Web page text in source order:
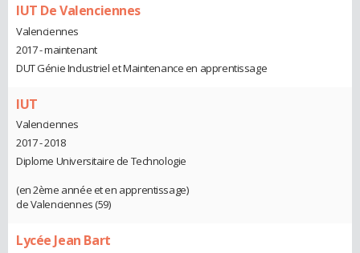
IUT De Valenciennes
Valenciennes
2017 - maintenant
DUT Génie Industriel et Maintenance en apprentissage
IUT
Valenciennes
2017 - 2018
Diplome Universitaire de Technologie
(en 2ème année et en apprentissage)
de Valenciennes (59)
Lycée Jean Bart